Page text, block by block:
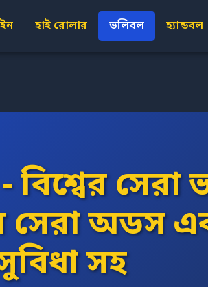
হাই রোলার ভলিবল হ্যান্ডবল
সেরা
অডস
সহ